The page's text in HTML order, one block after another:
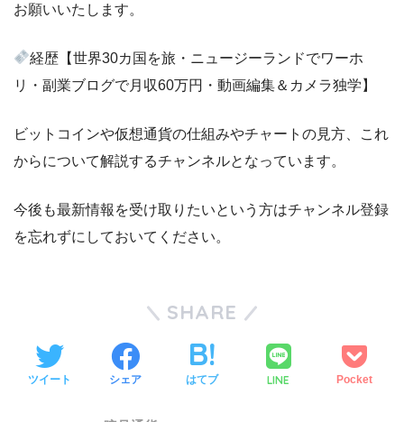
お願いいたします。
経歴【世界30カ国を旅・ニュージーランドでワーホ
リ・副業ブログで月収60万円・動画編集＆カメラ独学】
ビットコインや仮想通貨の仕組みやチャートの見方、これ
からについて解説するチャンネルとなっています。
今後も最新情報を受け取りたいという方はチャンネル登録
を忘れずにしておいてください。
SHARE
ツイート シェア はてブ LINE Pocket